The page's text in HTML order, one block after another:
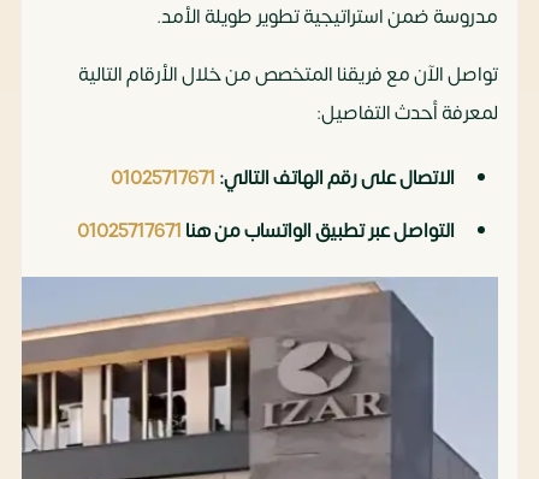
مدروسة ضمن استراتيجية تطوير طويلة الأمد.
تواصل الآن مع فريقنا المتخصص من خلال الأرقام التالية
لمعرفة أحدث التفاصيل:
الاتصال على رقم الهاتف التالي:01025717671
التواصل عبر تطبيق الواتساب من هنا01025717671